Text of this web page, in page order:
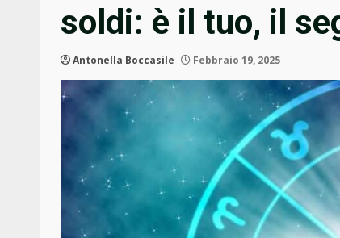
soldi: è il tuo, il
Antonella Boccasile Febbraio 19, 2025